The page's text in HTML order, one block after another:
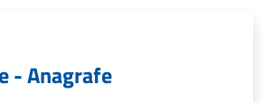
- Anagrafe